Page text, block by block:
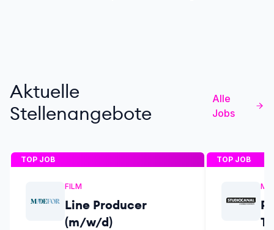
Aktuelle
Stellenangebote
Alle
Jobs
TOP JOB
FILM
Line Producer
(m/w/d)
TOP JOB